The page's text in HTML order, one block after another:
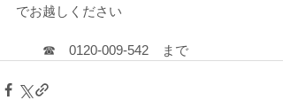
でお越しください
☎　0120-009-542　まで